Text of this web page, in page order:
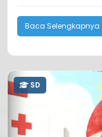
Baca Selengkapnya
SD